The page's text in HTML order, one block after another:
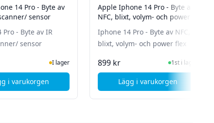
speaker
14 Pro - Byte av
sensor
Pro - Byte av IR
sensor
I lager
i varukorgen
, Apple iPhone 14 Pro - Byte av IR radar scanner/ sensor
Apple Iphone 14 Pro - Byte av
NFC, blixt, volym- och power
Iphone 14 Pro - Byte av NFC,
blixt, volym- och power flex
899 kr I Lager1st i lager
Lägg i varukorgen
, Apple Iphone 14